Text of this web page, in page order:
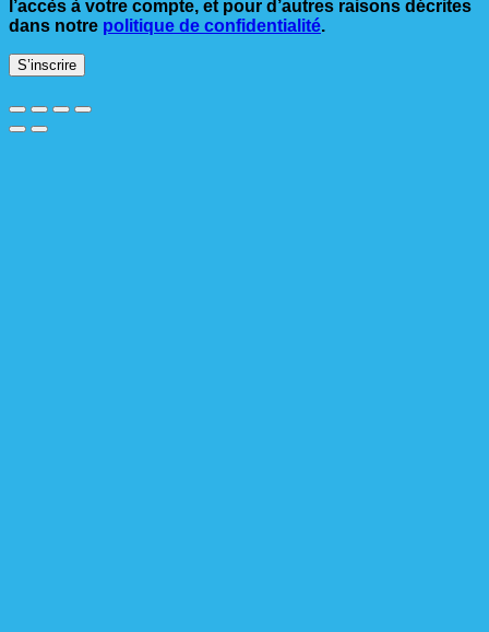
l’accès à votre compte, et pour d’autres raisons décrites
dans notre politique de confidentialité.
S’inscrire